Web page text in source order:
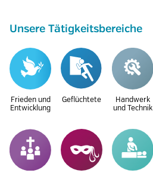
Unsere Tätigkeitsbereiche
Frieden und
Entwicklung
Geflüchtete
Handwerk
und Technik